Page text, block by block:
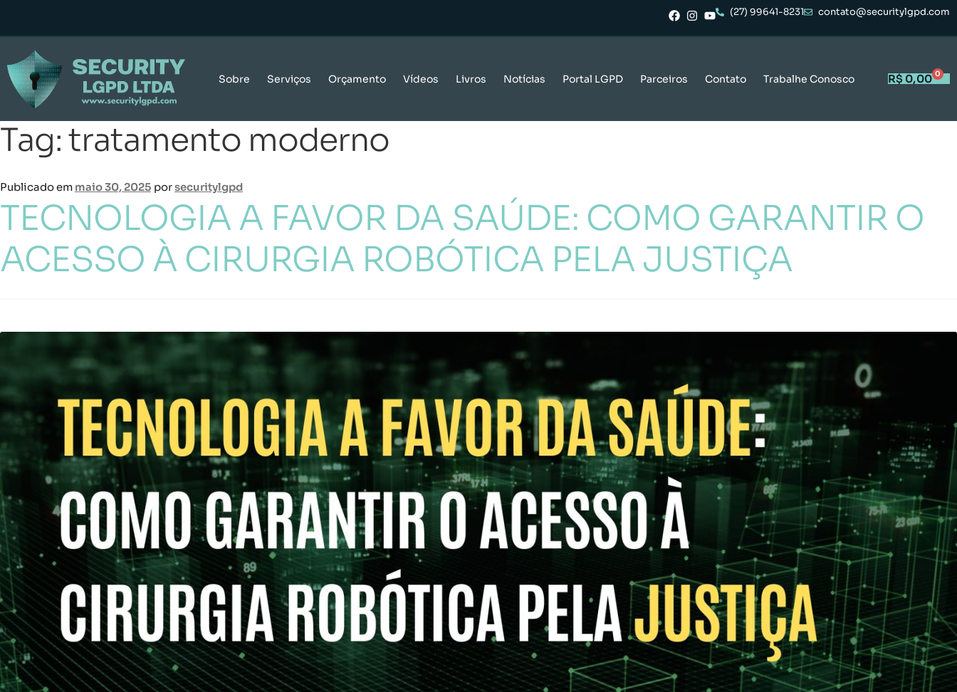
(27) 99641-8231 contato@securitylgpd.com
Sobre Serviços Orçamento Vídeos Livros Notícias Portal LGPD Parceiros Contato Trabalhe Conosco R$ 0,00 0
Tag:tratamento moderno
Publicado em maio 30, 2025 porsecuritylgpd
TECNOLOGIA A FAVOR DA SAÚDE: COMO GARANTIR O
ACESSO À CIRURGIA ROBÓTICA PELA JUSTIÇA